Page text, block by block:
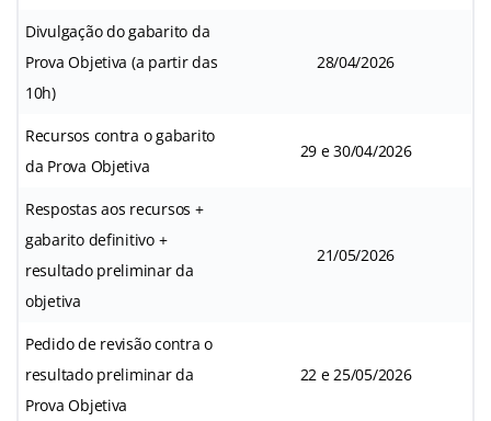
Divulgação do gabarito da
Prova Objetiva (a partir das
10h)
28/04/2026
Recursos contra o gabarito
da Prova Objetiva
29 e 30/04/2026
Respostas aos recursos +
gabarito definitivo +
resultado preliminar da
objetiva
21/05/2026
Pedido de revisão contra o
resultado preliminar da
Prova Objetiva
22 e 25/05/2026